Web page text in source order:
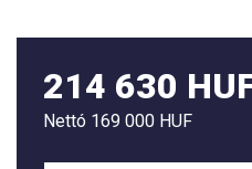
214 630
Nettó 169 000 HUF